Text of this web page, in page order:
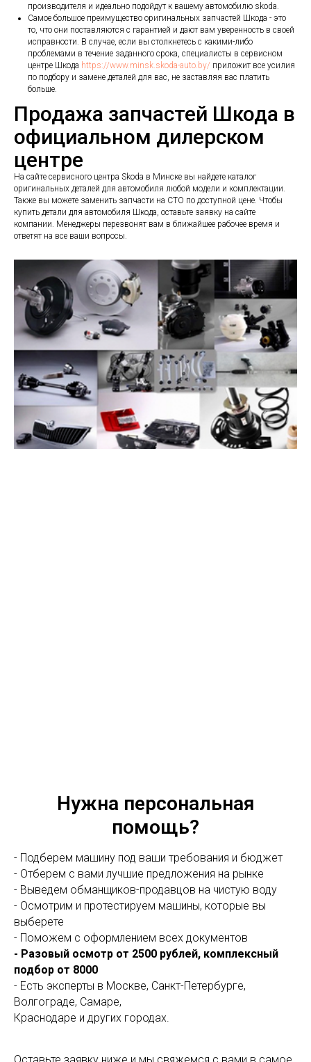
производителя и идеально подойдут к вашему автомобилю skoda.
Самое большое преимущество оригинальных запчастей Шкода - это
то, что они поставляются с гарантией и дают вам уверенность в своей
исправности. В случае, если вы столкнетесь с какими-либо
проблемами в течение заданного срока, специалисты в сервисном
центре Шкода https://www.minsk.skoda-auto.by/ приложит все усилия
по подбору и замене деталей для вас, не заставляя вас платить
больше.
Продажа запчастей Шкода в
официальном дилерском
центре
На сайте сервисного центра Skoda в Минске вы найдете каталог
оригинальных деталей для автомобиля любой модели и комплектации.
Также вы можете заменить запчасти на СТО по доступной цене. Чтобы
купить детали для автомобиля Шкода, оставьте заявку на сайте
компании. Менеджеры перезвонят вам в ближайшее рабочее время и
ответят на все ваши вопросы.
Нужна персональная
помощь?
- Подберем машину под ваши требования и бюджет
- Отберем с вами лучшие предложения на рынке
- Выведем обманщиков-продавцов на чистую воду
- Осмотрим и протестируем машины, которые вы
выберете
- Поможем с оформлением всех документов
- Разовый осмотр от 2500 рублей, комплексный
подбор от 8000
- Есть эксперты в Москве, Санкт-Петербурге,
Волгограде, Самаре,
Краснодаре и других городах.